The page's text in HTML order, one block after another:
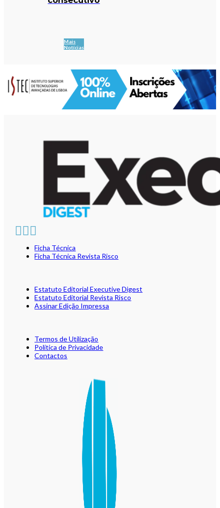
Mais
Notícias
Ficha Técnica
Ficha Técnica Revista Risco
Estatuto Editorial Executive Digest
Estatuto Editorial Revista Risco
Assinar Edição Impressa
Termos de Utilização
Política de Privacidade
Contactos